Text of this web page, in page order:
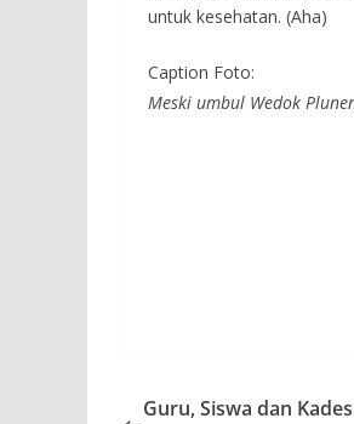
untuk kesehatan. (Aha)
Caption Foto:
Meski umbul Wedok
Guru, Siswa dan